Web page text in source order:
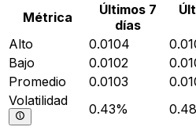
Métrica
Últimos 7
días
Alto
0.0104
Bajo
0.0102
Promedio
0.0103
Volatilidad
0.43%